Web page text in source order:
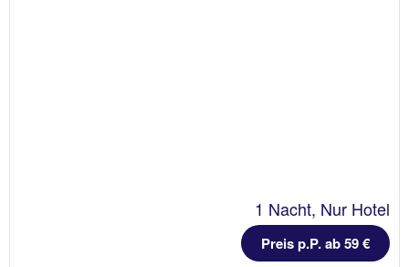
1 Nacht, Nur Hotel
Preis p.P. ab 59 €